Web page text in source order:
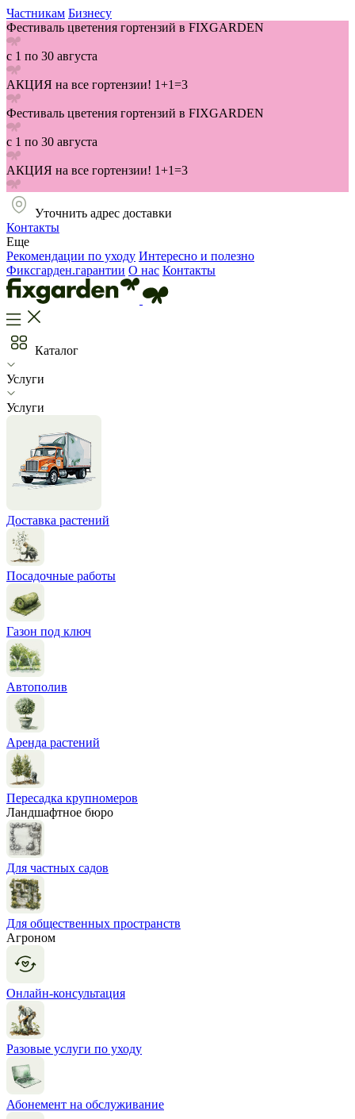
Частникам Бизнесу
Фестиваль цветения гортензий в FIXGARDEN
с 1 по 30 августа
АКЦИЯ на все гортензии! 1+1=3
Фестиваль цветения гортензий в FIXGARDEN
с 1 по 30 августа
АКЦИЯ на все гортензии! 1+1=3
Уточнить адрес доставки
Контакты
Еще
Рекомендации по уходу Интересно и полезно
Фиксгарден.гарантии О нас Контакты
Каталог
Услуги
Услуги
Доставка растений
Посадочные работы
Газон под ключ
Автополив
Аренда растений
Пересадка крупномеров
Ландшафтное бюро
Для частных садов
Для общественных пространств
Агроном
Онлайн-консультация
Разовые услуги по уходу
Абонемент на обслуживание